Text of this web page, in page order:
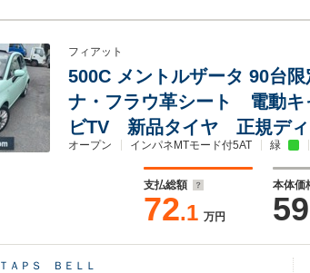
フィアット
500C メントルザータ 90台
ナ・フラウ革シート 電動
ビTV 新品タイヤ 正規ディ
オープン インパネMTモード付5AT 緑
支払総額
72.1 万円
本体価
59
ＴＡＰＳ ＢＥＬＬ